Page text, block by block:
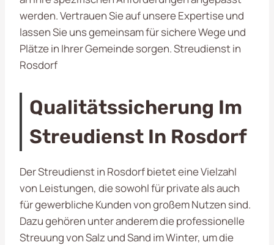
werden. Vertrauen Sie auf unsere Expertise und
lassen Sie uns gemeinsam für sichere Wege und
Plätze in Ihrer Gemeinde sorgen. Streudienst in
Rosdorf
Qualitätssicherung Im
Streudienst In Rosdorf
Der Streudienst in Rosdorf bietet eine Vielzahl
von Leistungen, die sowohl für private als auch
für gewerbliche Kunden von großem Nutzen sind.
Dazu gehören unter anderem die professionelle
Streuung von Salz und Sand im Winter, um die